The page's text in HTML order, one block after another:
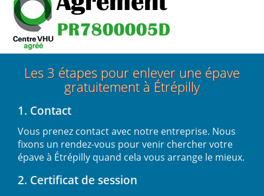
Les 3 étapes pour enlever une épave
gratuitement à Étrépilly
1. Contact
Vous prenez contact avec notre entreprise. Nous
fixons un rendez-vous pour venir chercher votre
épave à Étrépilly quand cela vous arrange le mieux.
2. Certificat de session